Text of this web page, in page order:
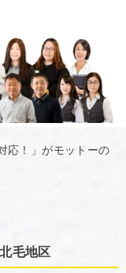
応！」がモットーの
毛地区